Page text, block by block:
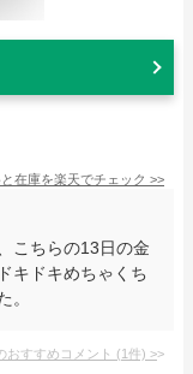
在庫を楽天でチェック >>
こちらの13日の金
キドキめちゃくち
。
おすすめコメント (1件) >